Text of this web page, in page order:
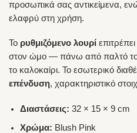
προσωπικά σας αντικείμενα,
ελαφρύ στη χρήση.
Το ρυθμιζόμενο λουρί
στον ώμο — πάνω από παλτό
το καλοκαίρι. Το εσωτερικό
επένδυση, χαρακτηριστικό
Διαστάσεις: 32 × 15 × 9 cm
Χρώμα: Blush Pink